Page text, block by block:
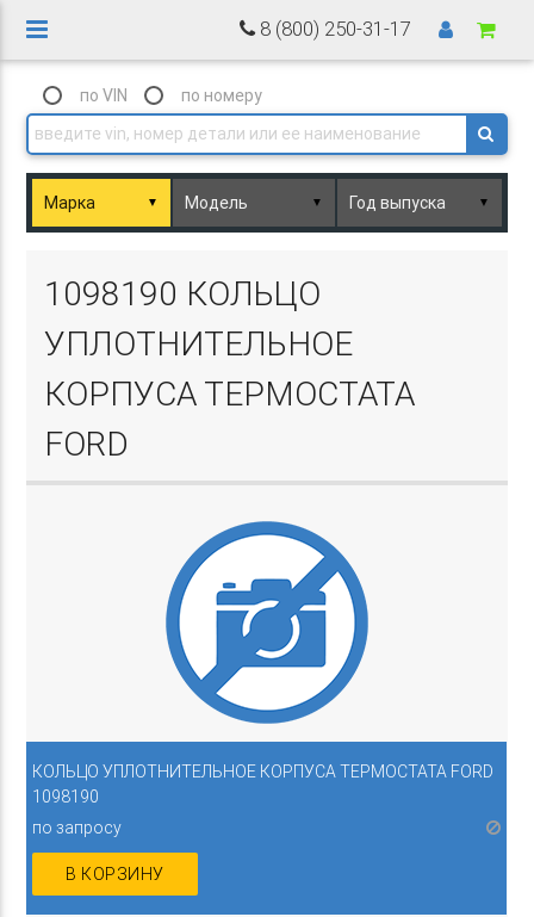
8 (800) 250-31-17
по VIN по номеру
▼ ▼ ▼
1098190 КОЛЬЦО
УПЛОТНИТЕЛЬНОЕ
КОРПУСА ТЕРМОСТАТА
FORD
КОЛЬЦО УПЛОТНИТЕЛЬНОЕ КОРПУСА ТЕРМОСТАТА FORD
1098190
по запросу
В КОРЗИНУ